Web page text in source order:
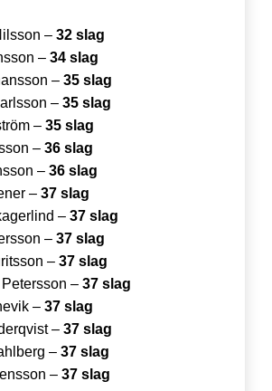
– 32 slag
– 34 slag
– 35 slag
– 35 slag
– 35 slag
– 36 slag
– 36 slag
– 37 slag
– 37 slag
– 37 slag
– 37 slag
– 37 slag
– 37 slag
– 37 slag
– 37 slag
– 37 slag